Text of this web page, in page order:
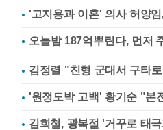
'고지용과 이혼' 의사 허양
김정렬 "친형 군대서 구타
'원정도박 고백' 황기순 "본
김희철, 광복절 '거꾸로 태